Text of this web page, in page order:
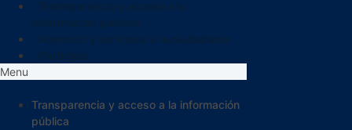
Menu
Transparencia y acceso a la información
pública